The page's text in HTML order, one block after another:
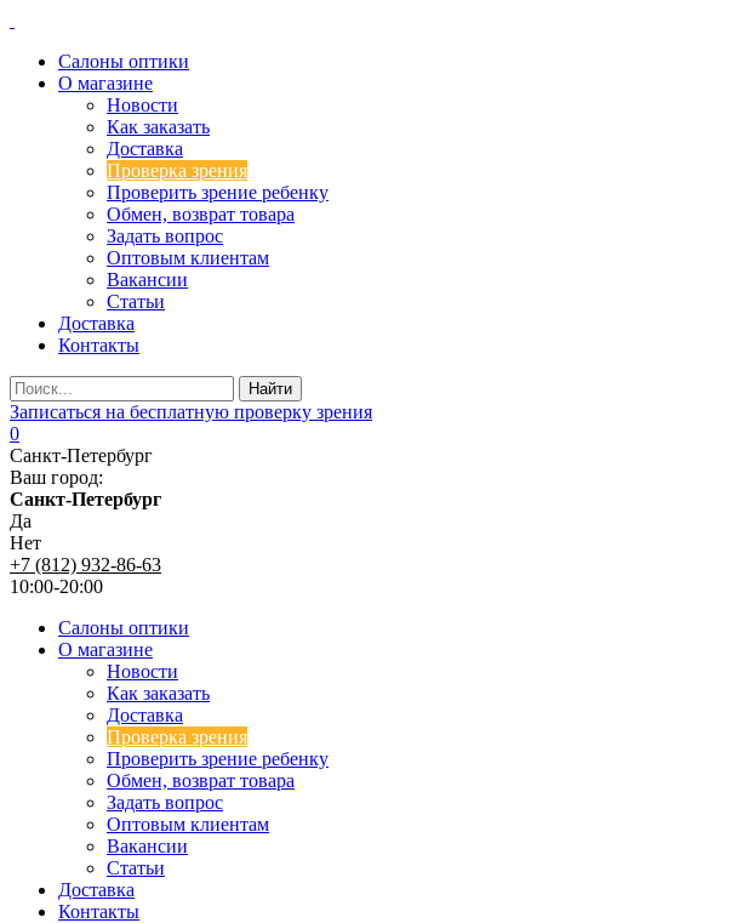
Салоны оптики
О магазине
Новости
Как заказать
Доставка
Проверка зрения
Проверить зрение ребенку
Обмен, возврат товара
Задать вопрос
Оптовым клиентам
Вакансии
Статьи
Доставка
Контакты
Записаться на бесплатную проверку зрения
0
Санкт-Петербург
Ваш город:
Санкт-Петербург
Да
Нет
+7 (812) 932-86-63
10:00-20:00
Салоны оптики
О магазине
Новости
Как заказать
Доставка
Проверка зрения
Проверить зрение ребенку
Обмен, возврат товара
Задать вопрос
Оптовым клиентам
Вакансии
Статьи
Доставка
Контакты